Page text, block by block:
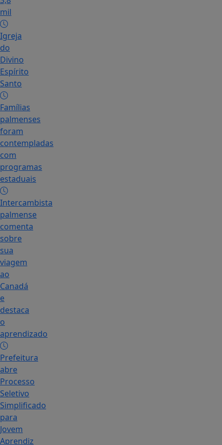
mil
Igreja
do
Divino
Espírito
Santo
Famílias
palmenses
foram
contempladas
com
programas
estaduais
Intercambista
palmense
comenta
sobre
sua
viagem
ao
Canadá
e
destaca
o
aprendizado
Prefeitura
abre
Processo
Seletivo
Simplificado
para
Jovem
Aprendiz